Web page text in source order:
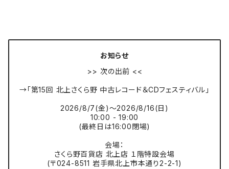
お知らせ
>> 次の出前 <<
→「第15回 北上さくら野 中古レコード＆CDフェスティバル」
2026/8/7(金)〜2026/8/16(日)
10:00 - 19:00
(最終日は16:00閉場)
会場：
さくら野百貨店 北上店 １階特設会場
(〒024-8511 岩手県北上市本通り2-2-1)